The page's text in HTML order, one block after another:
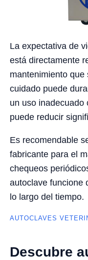
La expectativa de
está directamente
mantenimiento que
cuidado puede
un uso inadecuado
puede reducir
Es recomendable
fabricante para el
chequeos
autoclave funcione
lo largo del tiempo.
AUTOCLAVES
Descubre